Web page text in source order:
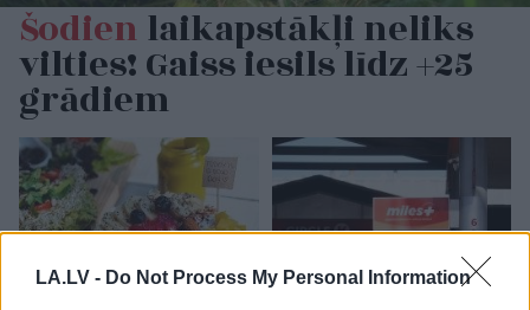
LA.LV - Do Not Process My Personal Information
Šodienlaikapstākļi neliks
vilties! Gaiss iesils līdz +25
grādiem